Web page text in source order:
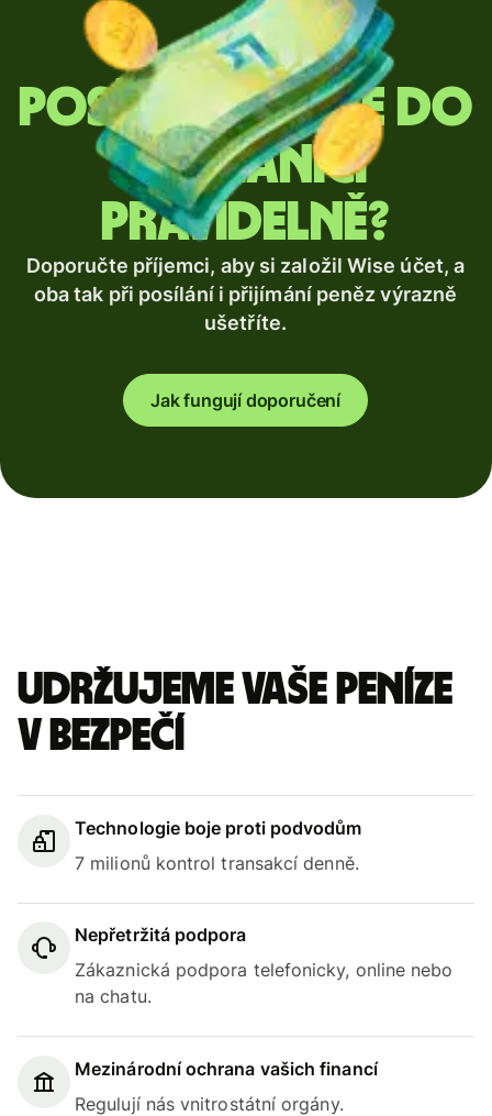
Posíláte peníze do
zahraničí
pravidelně?
Doporučte příjemci, aby si založil Wise účet, a
oba tak při posílání i přijímání peněz výrazně
ušetříte.
Jak fungují doporučení
Udržujeme vaše peníze
v bezpečí
Technologie boje proti podvodům
7 milionů kontrol transakcí denně.
Nepřetržitá podpora
Zákaznická podpora telefonicky, online nebo
na chatu.
Mezinárodní ochrana vašich financí
Regulují nás vnitrostátní orgány.